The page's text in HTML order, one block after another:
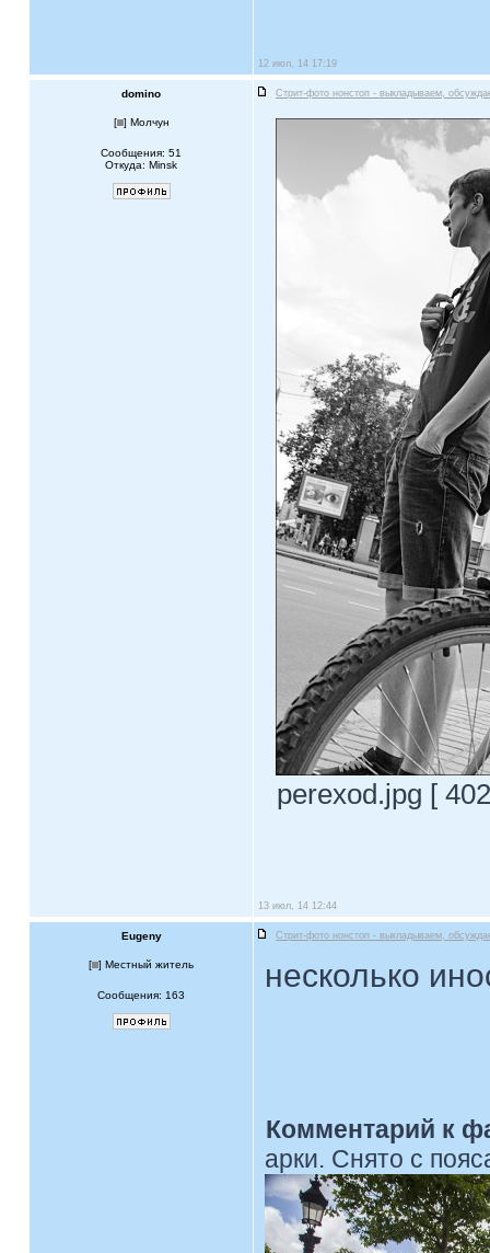
12 июл, 14 17:19
domino Стрит-фото нонстоп - выкладываем,
[ ] Молчун
Сообщения: 51
Откуда: Minsk
perexod.jpg [
13 июл, 14 12:44
Eugeny Стрит-фото нонстоп - выкладываем,
[ ] Местный житель
Сообщения: 163
несколько
Комментарий к
арки. Снято с